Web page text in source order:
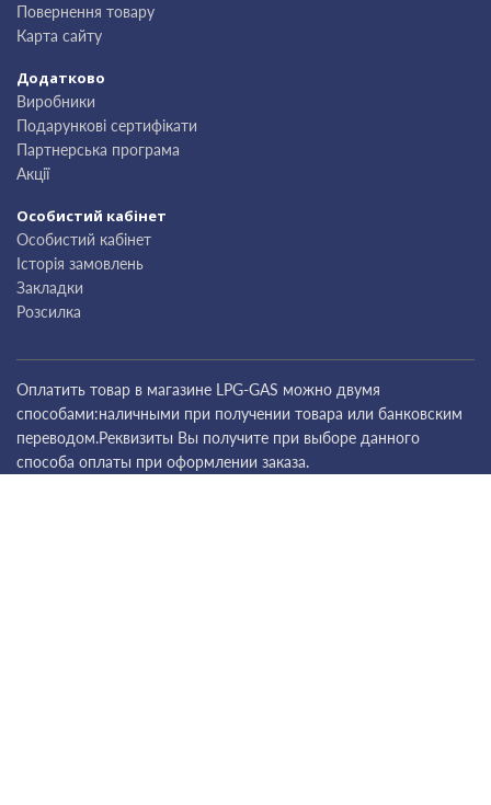
Повернення товару
Карта сайту
Додатково
Виробники
Подарункові сертифікати
Партнерська програма
Акції
Особистий кабінет
Особистий кабінет
Історія замовлень
Закладки
Розсилка
Оплатить товар в магазине LPG-GAS можно двумя
способами:наличными при получении товара или банковским
переводом.Реквизиты Вы получите при выборе данного
способа оплаты при оформлении заказа.